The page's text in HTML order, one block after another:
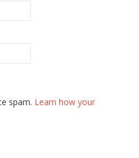
spam. Learn how your